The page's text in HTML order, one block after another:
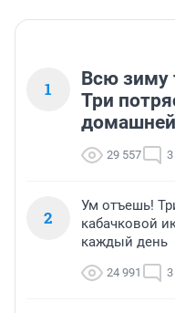
1
Всю зиму
Три
29 557 3
2
Ум отъешь!
кабачковой
каждый день
24 991 3